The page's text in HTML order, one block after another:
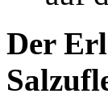
Der